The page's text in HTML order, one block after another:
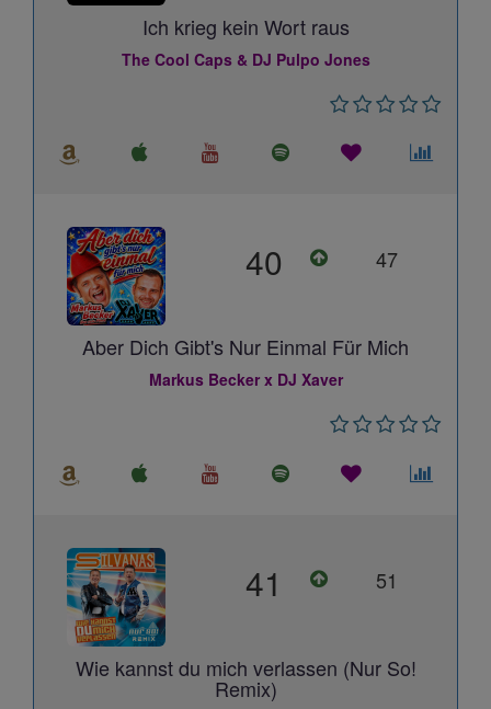
Ich krieg kein Wort raus
The Cool Caps & DJ Pulpo Jones
40 47
Aber Dich Gibt's Nur Einmal Für Mich
Markus Becker x DJ Xaver
41 51
Wie kannst du mich verlassen (Nur So!
Remix)